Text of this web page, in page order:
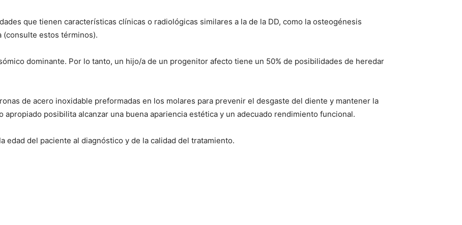
que tienen características clínicas o radiológicas similares a la de la DD, como la osteogénesis
estos términos).
dominante. Por lo tanto, un hijo/a de un progenitor afecto tiene un 50% de posibilidades de heredar
de acero inoxidable preformadas en los molares para prevenir el desgaste del diente y mantener la
posibilita alcanzar una buena apariencia estética y un adecuado rendimiento funcional.
edad del paciente al diagnóstico y de la calidad del tratamiento.